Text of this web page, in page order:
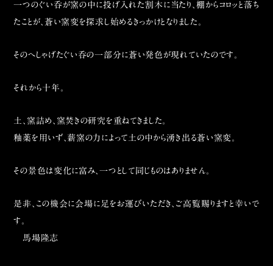
一つのぐい呑が窯の中に投げ入れた割木に当たり、棚からコロッと落ち
たことが、蒼い窯変を探求し始めるきっかけとなりました。
そのへしゃげたぐい呑の一部分に蒼い発色が現れていたのです。
それから十年。
土、窯詰め、窯焚きの研究を重ねてきました。
釉薬を用いず、薪窯の力によって土の中から湧き出る蒼い窯変。
その景色は変化に富み、一つとして同じものはありません。
是非、この機会に会場に足をお運びいただき、ご高覧賜りますと幸いで
す。
馬場隆志